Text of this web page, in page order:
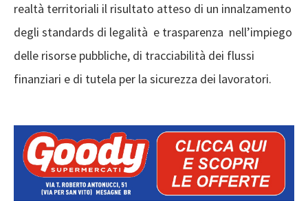
realtà territoriali il risultato atteso di un innalzamento
degli standards di legalità e trasparenza nell’impiego
delle risorse pubbliche, di tracciabilità dei flussi
finanziari e di tutela per la sicurezza dei lavoratori.